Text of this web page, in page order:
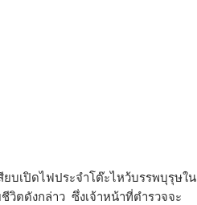
บเปิดไฟประจำโต๊ะไหว้บรรพบุรุษใน
วิตดังกล่าว ซึ่งเจ้าหน้าที่ตำรวจจะ